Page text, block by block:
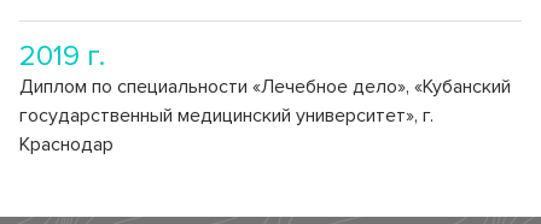
2019 г.
Диплом по специальности «Лечебное дело», «Кубанский
государственный медицинский университет», г.
Краснодар